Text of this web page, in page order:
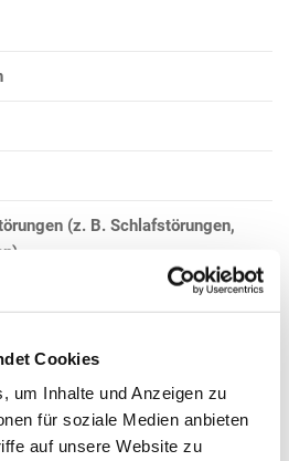
Cookies
um Inhalte und Anzeigen zu
für soziale Medien anbieten
auf unsere Website zu
(z. B. Schlafstörungen,
(nach besonders schweren